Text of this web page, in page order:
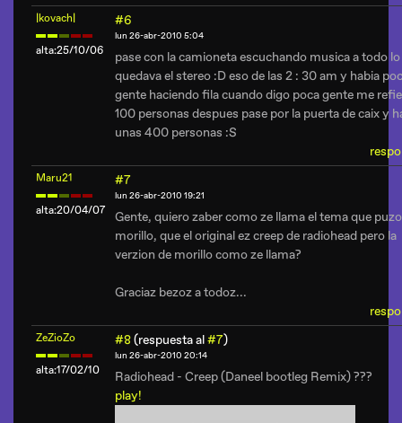
|kovach|
alta:25/10/06
#6
lun 26-abr-2010 5:04
pase con la camioneta escuchando musica a todo lo
quedava el stereo :D eso de las 2 : 30 am y habia
gente haciendo fila cuando digo poca gente me
100 personas despues pase por la puerta de caix y
unas 400 personas :S
Maru21
alta:20/04/07
#7
lun 26-abr-2010 19:21
Gente, quiero zaber como ze llama el tema que puzo
morillo, que el original ez creep de radiohead pero la
verzion de morillo como ze llama?
Graciaz bezoz a todoz...
ZeZioZo
alta:17/02/10
#8(respuesta al#7)
lun 26-abr-2010 20:14
Radiohead - Creep (Daneel bootleg Remix) ???
play!